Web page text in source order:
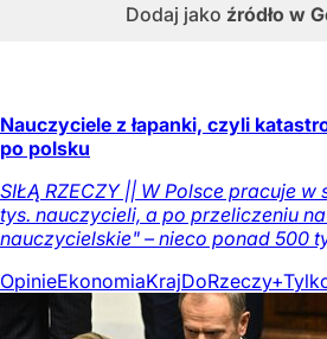
Dodaj jako źródło w
Nauczyciele z łapanki, czyli
po polsku
SIŁĄ RZECZY || W Polsce pracuje
tys. nauczycieli, a po przeliczeniu
nauczycielskie" – nieco ponad 500
OpinieEkonomiaKrajDoRzeczy+